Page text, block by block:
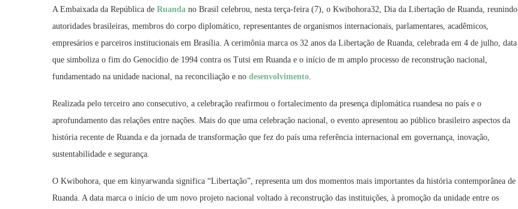
A Embaixada da República de Ruanda no Brasil celebrou, nesta terça-feira (7), o Kwibohora32, Dia da Libertação de Ruanda, reunindo
autoridades brasileiras, membros do corpo diplomático, representantes de organismos internacionais, parlamentares, acadêmicos,
empresários e parceiros institucionais em Brasília. A cerimônia marca os 32 anos da Libertação de Ruanda, celebrada em 4 de julho, data
que simboliza o fim do Genocídio de 1994 contra os Tutsi em Ruanda e o início de m amplo processo de reconstrução nacional,
fundamentado na unidade nacional, na reconciliação e no desenvolvimento
Realizada pelo terceiro ano consecutivo, a celebração reafirmou o fortalecimento da presença diplomática ruandesa no país e o
aprofundamento das relações entre nações. Mais do que uma celebração nacional, o evento apresentou ao público brasileiro aspectos da
história recente de Ruanda e da jornada de transformação que fez do país uma referência internacional em governança, inovação,
sustentabilidade e segurança.
O Kwibohora, que em kinyarwanda significa “Libertação”, representa um dos momentos mais importantes da história contemporânea de
Ruanda. A data marca o início de um novo projeto nacional voltado à reconstrução das instituições, à promoção da unidade entre os